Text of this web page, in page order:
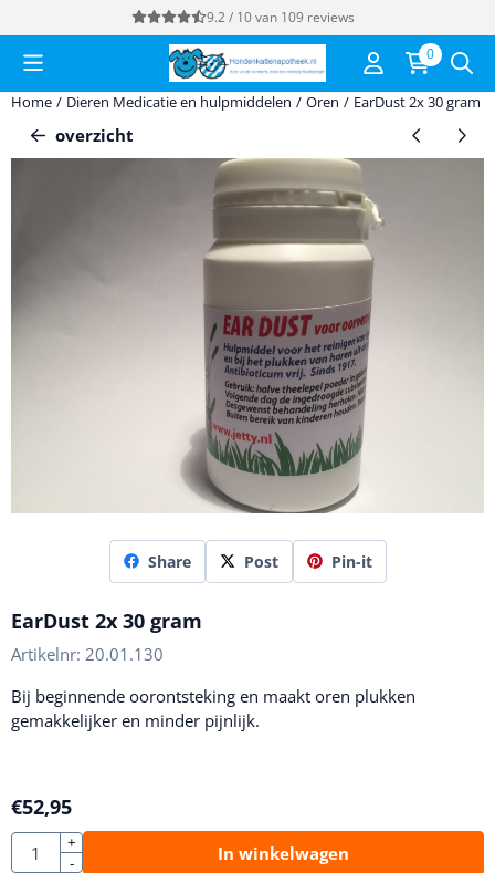
Cookievoorkeuren zijn momenteel gesloten.
9.2 / 10van 109 reviews
0
Home / Dieren Medicatie en hulpmiddelen / Oren / EarDust 2x 30 gram
overzicht
Share Post Pin-it
EarDust 2x 30 gram
Artikelnr: 20.01.130
Bij beginnende oorontsteking en maakt oren plukken
gemakkelijker en minder pijnlijk.
€52,95
Aantal
+
-
In winkelwagen